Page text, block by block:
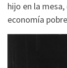
hijo en la
economía